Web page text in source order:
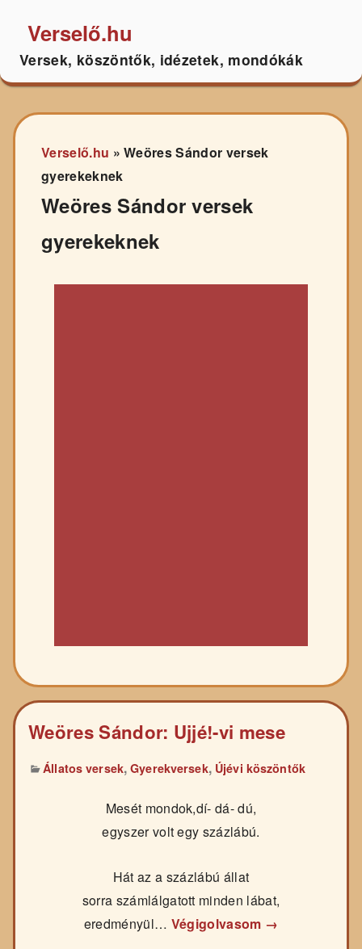
Verselő.hu
Versek, köszöntők, idézetek, mondókák
Verselő.hu »Weöres Sándor versek
gyerekeknek
Weöres Sándor versek
gyerekeknek
Weöres Sándor: Ujjé!-vi mese
Állatos versek,Gyerekversek, Újévi köszöntők
Mesét mondok,dí- dá- dú,
egyszer volt egy százlábú.
Hát az a százlábú állat
sorra számlálgatott minden lábat,
eredményül… Végigolvasom →